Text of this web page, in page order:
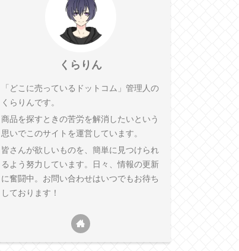
くらりん
「どこに売っているドットコム」管理人の
くらりんです。
商品を探すときの苦労を解消したいという
思いでこのサイトを運営しています。
皆さんが欲しいものを、簡単に見つけられ
るよう努力しています。日々、情報の更新
に奮闘中。お問い合わせはいつでもお待ち
しております！